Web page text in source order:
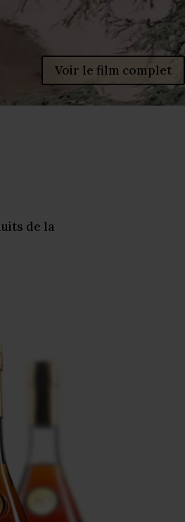
Voir le film complet
de la